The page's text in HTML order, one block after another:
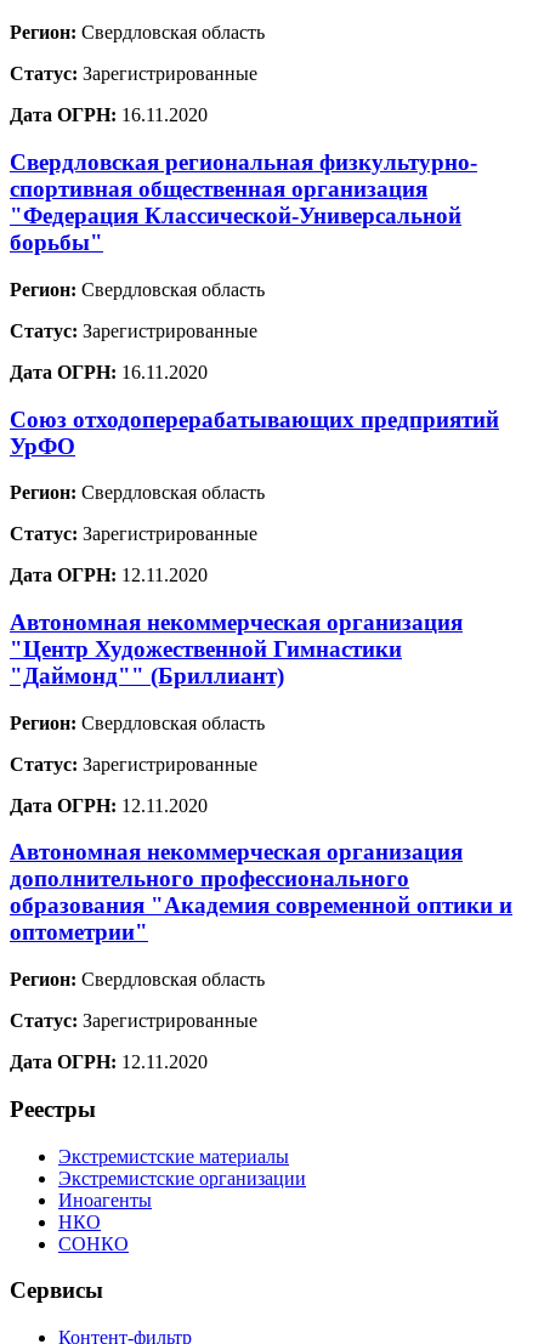
Регион: Свердловская область
Статус: Зарегистрированные
Дата ОГРН: 16.11.2020
Свердловская региональная физкультурно-
спортивная общественная организация
"Федерация Классической-Универсальной
борьбы"
Регион: Свердловская область
Статус: Зарегистрированные
Дата ОГРН: 16.11.2020
Союз отходоперерабатывающих предприятий
УрФО
Регион: Свердловская область
Статус: Зарегистрированные
Дата ОГРН: 12.11.2020
Автономная некоммерческая организация
"Центр Художественной Гимнастики
"Даймонд"" (Бриллиант)
Регион: Свердловская область
Статус: Зарегистрированные
Дата ОГРН: 12.11.2020
Автономная некоммерческая организация
дополнительного профессионального
образования "Академия современной оптики и
оптометрии"
Регион: Свердловская область
Статус: Зарегистрированные
Дата ОГРН: 12.11.2020
Реестры
Экстремистские материалы
Экстремистские организации
Иноагенты
НКО
СОНКО
Сервисы
Контент-фильтр